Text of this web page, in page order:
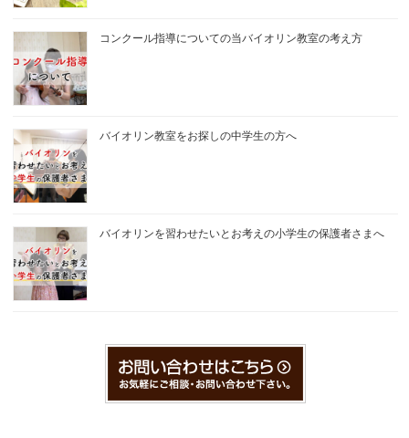
コンクール指導についての当バイオリン教室の考え方
バイオリン教室をお探しの中学生の方へ
バイオリンを習わせたいとお考えの小学生の保護者さまへ